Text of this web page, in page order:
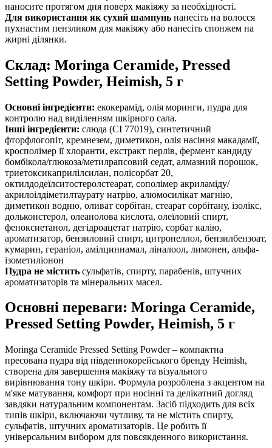
наносите протягом дня поверх макіяжу за необхідності.
Для використання як сухий шампунь нанесіть на волосся
пухнастим пензликом для макіяжу або нанесіть спонжем на
жирні ділянки.
Склад: Moringa Ceramide, Pressed
Setting Powder, Heimish, 5 г
Основні інгредієнти: екокерамід, олія моринги, пудра для
контролю над виділенням шкірного сала.
Інші інгредієнти: слюда (CI 77019), синтетичний
фторфлогопіт, кремнезем, диметикон, олія насіння макадамії,
кросполімер ії хлоранти, екстракт перлів, фермент кандиду
бомбікола/глюкоза/метилрапсовий седат, алмазний порошок,
триетоксикаприлілсилан, полісорбат 20,
октилдодеїлситостеролстеарат, сополімер акриламіду/
акрилоілдіметилтаурату натрію, алюмосилікат магнію,
диметикон водню, оливат сорбітан, стеарат сорбітану, ізолікс,
дольконстерол, олеанолова кислота, олеїловий спирт,
феноксиетанол, дегідроацетат натрію, сорбат калію,
ароматизатор, бензиловий спирт, цитронеллол, бензилбензоат,
кумарин, гераніол, амілциннамал, ліналоол, лимонен, альфа-
ізометиліонон
Пудра не містить сульфатів, спирту, парабенів, штучних
ароматизаторів та мінеральних масел.
Основні переваги: Moringa Ceramide,
Pressed Setting Powder, Heimish, 5 г
Moringa Ceramide Pressed Setting Powder – компактна
пресована пудра від південнокорейського бренду Heimish,
створена для завершення макіяжу та візуального
вирівнювання тону шкіри. Формула розроблена з акцентом на
м'яке матування, комфорт при носінні та делікатний догляд
завдяки натуральним компонентам. Засіб підходить для всіх
типів шкіри, включаючи чутливу, та не містить спирту,
сульфатів, штучних ароматизаторів. Це робить її
універсальним вибором для повсякденного використання.